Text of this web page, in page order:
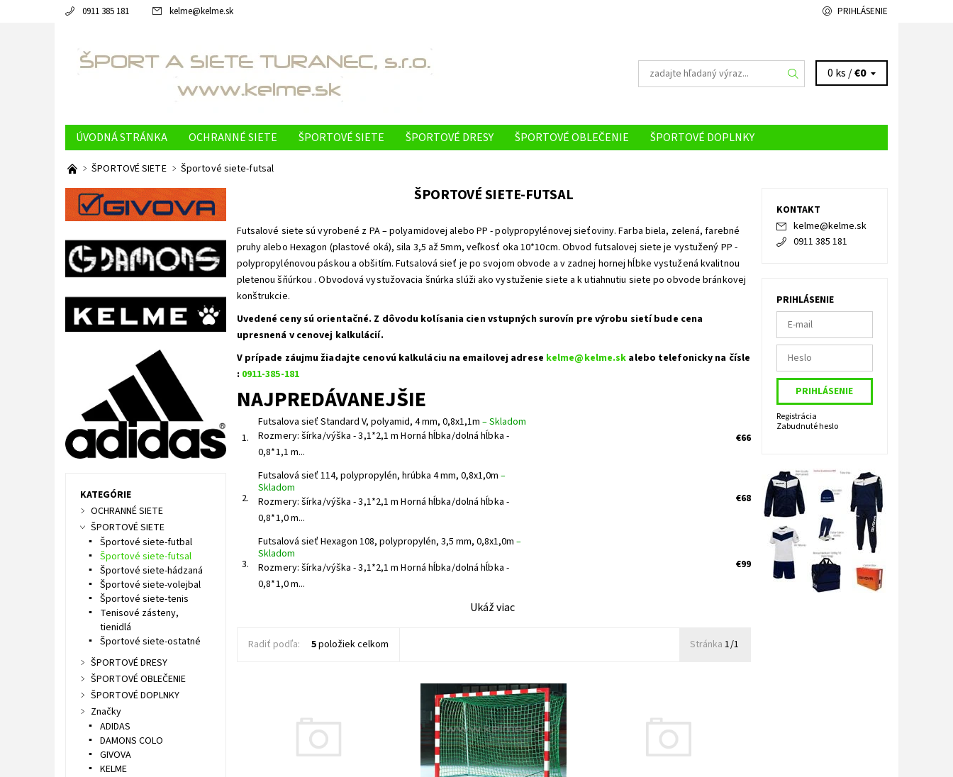
0911 385 181 kelme@kelme.sk PRIHLÁSENIE
0 ks /€0
ÚVODNÁ STRÁNKA OCHRANNÉ SIETE ŠPORTOVÉ SIETE ŠPORTOVÉ DRESY ŠPORTOVÉ OBLEČENIE
ŠPORTOVÉ DOPLNKY
OBCHODNÉ PODMIENKY
NAPÍŠTE NÁM
PODMIENKY OCHRANY OSOBNÝCH ÚDAJOV
ŠPORTOVÉ SIETE Športové siete-futsal
ŠPORTOVÉ SIETE-FUTSAL
Futsalové siete sú vyrobené z PA – polyamidovej alebo PP - polypropylénovej sieťoviny. Farba biela, zelená, farebné
pruhy alebo Hexagon (plastové oká), sila 3,5 až 5mm, veľkosť oka 10*10cm. Obvod futsalovej siete je vystužený PP -
polypropylénovou páskou a obšitím. Futsalová sieť je po svojom obvode a v zadnej hornej hĺbke vystužená kvalitnou
pletenou šňúrkou . Obvodová vystužovacia šnúrka slúži ako vystuženie siete a k utiahnutiu siete po obvode bránkovej
konštrukcie.
Uvedené ceny sú orientačné. Z dôvodu kolísania cien vstupných surovín pre výrobu sietí bude cena
upresnená v cenovej kalkulácií.
V prípade záujmu žiadajte cenovú kalkuláciu na emailovej adrese kelme@kelme.sk alebo telefonicky na čísle
: 0911-385-181
NAJPREDÁVANEJŠIE
1.
Futsalova sieť Standard V, polyamid, 4 mm, 0,8x1,1m–Skladom
Rozmery: šírka/výška - 3,1*2,1 m Horná hĺbka/dolná hĺbka -
0,8*1,1 m...
€66
2.
Futsalová sieť 114, polypropylén, hrúbka 4 mm, 0,8x1,0m–
Skladom
Rozmery: šírka/výška - 3,1*2,1 m Horná hĺbka/dolná hĺbka -
0,8*1,0 m...
€68
3.
Futsalová sieť Hexagon 108, polypropylén, 3,5 mm, 0,8x1,0m–
Skladom
Rozmery: šírka/výška - 3,1*2,1 m Horná hĺbka/dolná hĺbka -
0,8*1,0 m...
€99
Ukáž viac
Radiť podľa: 5položiek celkom Stránka 1/1
Horná hĺbka/dolná hĺbka - 0,8*1,1
m Veľkosť oka: 12 cm Materiál -
polypropylén, hrúbka 4 mm Farba:
Rozmery: šírka/výška - 3,1*2,1 m
Horná hĺbka/dolná hĺbka - 0,8*1,0
m Materiál - polypropylén, hrúbka
4 mm Veľkosť oka: 12 cm Farba 1:
biela Farba 2: zelená Farba 3: žltá
Horná hĺbka/dolná hĺbka - 0,8*1,1
m Materiál - polypropylén, hrúbka
5 mm Veľkosť oka: 12 cm Farba 1:
biela/zelená Farba 2: biela/modrá
KATEGÓRIE
OCHRANNÉ SIETE
ŠPORTOVÉ SIETE
Športové siete-futbal
Športové siete-futsal
Športové siete-hádzaná
Športové siete-volejbal
Športové siete-tenis
Tenisové zásteny,
tienidlá
Športové siete-ostatné
ŠPORTOVÉ DRESY
ŠPORTOVÉ OBLEČENIE
ŠPORTOVÉ DOPLNKY
Značky
ADIDAS
DAMONS COLO
GIVOVA
KELME
KONTAKT
kelme@kelme.sk
0911 385 181
PRIHLÁSENIE
Registrácia
Zabudnuté heslo